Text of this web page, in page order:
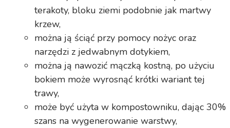
terakoty, bloku ziemi podobnie jak martwy
krzew,
można ją ściąć przy pomocy nożyc oraz
narzędzi z jedwabnym dotykiem,
można ją nawozić mączką kostną, po użyciu
bokiem może wyrosnąć krótki wariant tej
trawy,
może być użyta w kompostowniku, dając 30%
szans na wygenerowanie warstwy,